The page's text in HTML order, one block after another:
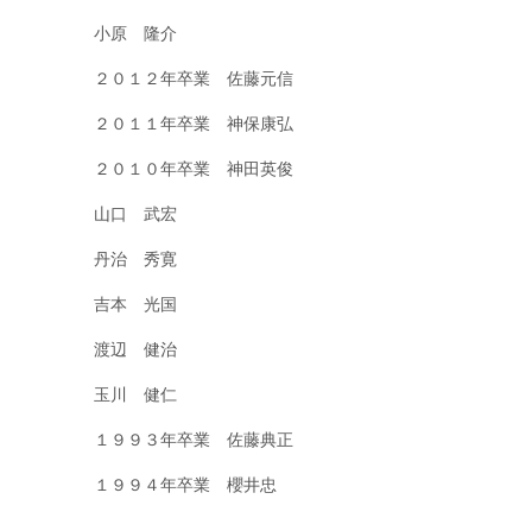
小原 隆介
２０１２年卒業 佐藤元信
２０１１年卒業 神保康弘
２０１０年卒業 神田英俊
山口 武宏
丹治 秀寛
吉本 光国
渡辺 健治
玉川 健仁
１９９３年卒業 佐藤典正
１９９４年卒業 櫻井忠